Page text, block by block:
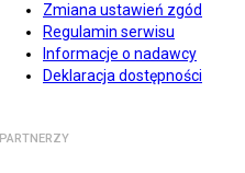
Zmiana ustawień zgód
Regulamin serwisu
Informacje o nadawcy
Deklaracja dostępności
PARTNERZY